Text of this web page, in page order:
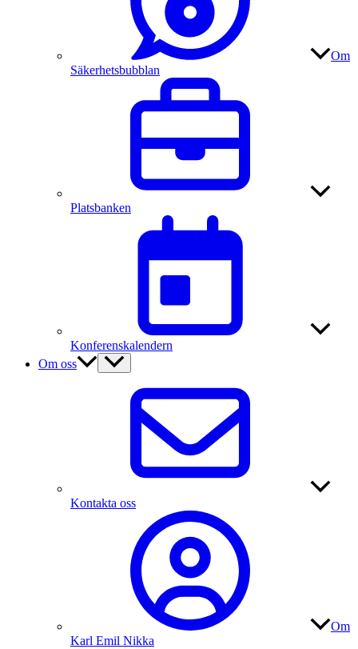
Om
Säkerhetsbubblan
Platsbanken
Konferenskalendern
Om oss
Kontakta oss
Om
Karl Emil Nikka